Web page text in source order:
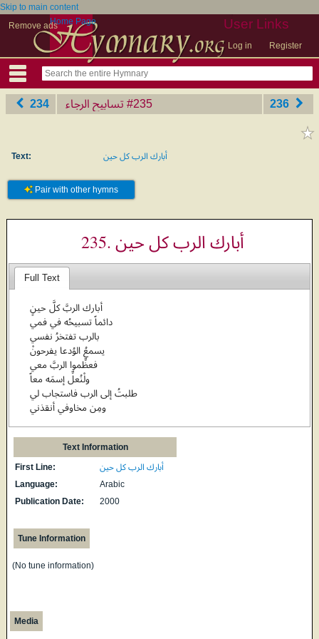
Skip to main content
Remove ads
User Links
Log in Register
Home Page
234 تسابيح الرجاء ‎#235 236
Text: أبارك الرب كل حين
Pair with other hymns
235. أبارك الرب كل حين
Full Text
أبارك الربَّ كلَّ حينٍ
دائماً تسبيحُه في فمي
بالرب تفتخرُ نفسي
يسمعُ الوُدعا يفرحونْ
فعظِّموا الربَّ معي
ولْنُعلِّ إسمَه معاً
طلبتُ إلى الرب فاستجاب لي
ومِن مخاوفي أنقذني
Text Information
First Line:
أبارك الرب كل حين
Language:
Arabic
Publication Date:
2000
Tune Information
(No tune information)
Media